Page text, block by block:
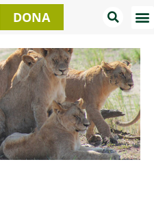
DONA